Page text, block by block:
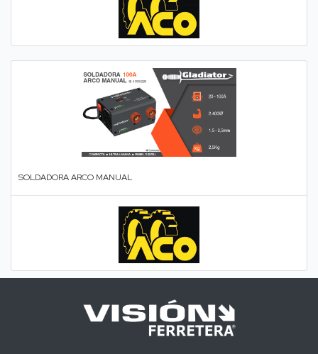
SOLDADORA ARCO MANUAL